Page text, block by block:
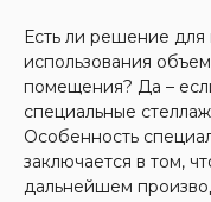
Есть ли решение
использования
помещения? Да –
специальные
Особенность
заключается в том,
дальнейшем